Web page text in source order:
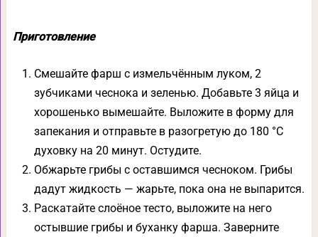
Приготовление
Смешайте фарш с измельчённым луком, 2
зубчиками чеснока и зеленью. Добавьте 3 яйца и
хорошенько вымешайте. Выложите в форму для
запекания и отправьте в разогретую до 180 °С
духовку на 20 минут. Остудите.
Обжарьте грибы с оставшимся чесноком. Грибы
дадут жидкость — жарьте, пока она не выпарится.
Раскатайте слоёное тесто, выложите на него
остывшие грибы и буханку фарша. Заверните